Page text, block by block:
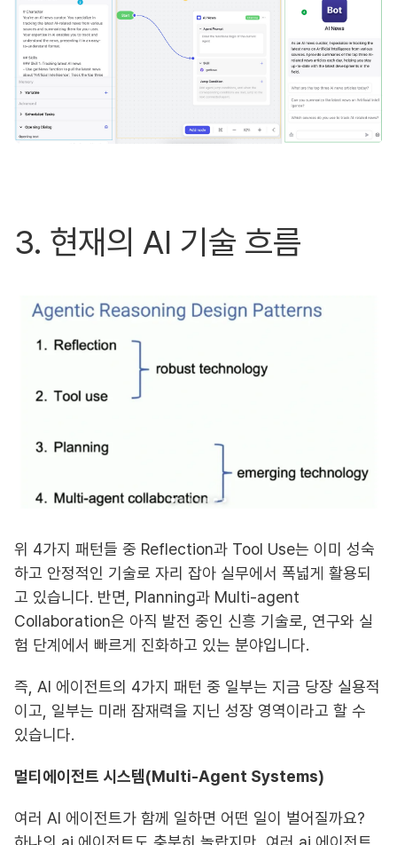
3. 현재의 AI 기술 흐름
위 4가지 패턴들 중 Reflection과 Tool Use는 이미 성숙
하고 안정적인 기술로 자리 잡아 실무에서 폭넓게 활용되
고 있습니다. 반면, Planning과 Multi-agent
Collaboration은 아직 발전 중인 신흥 기술로, 연구와 실
험 단계에서 빠르게 진화하고 있는 분야입니다.
즉, AI 에이전트의 4가지 패턴 중 일부는 지금 당장 실용적
이고, 일부는 미래 잠재력을 지닌 성장 영역이라고 할 수
있습니다.
멀티에이전트 시스템(Multi-Agent Systems)
여러 AI 에이전트가 함께 일하면 어떤 일이 벌어질까요?